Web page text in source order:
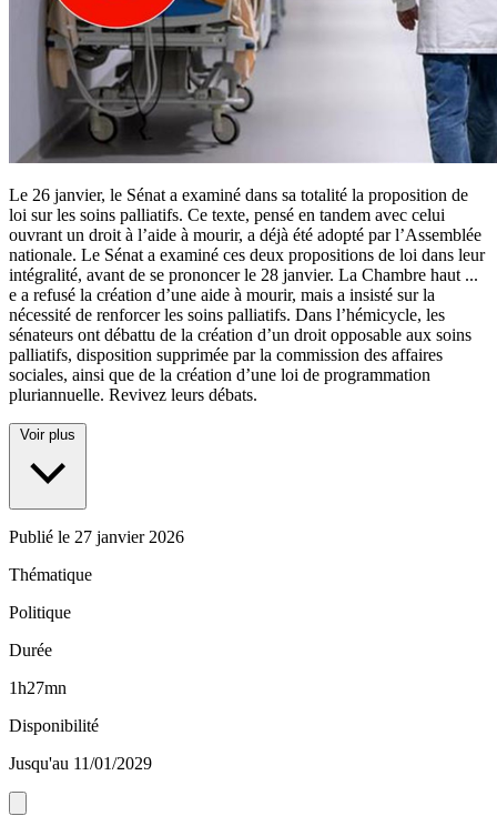
Le 26 janvier, le Sénat a examiné dans sa totalité la proposition de
loi sur les soins palliatifs. Ce texte, pensé en tandem avec celui
ouvrant un droit à l’aide à mourir, a déjà été adopté par l’Assemblée
nationale. Le Sénat a examiné ces deux propositions de loi dans leur
intégralité, avant de se prononcer le 28 janvier. La Chambre haut ...
e a refusé la création d’une aide à mourir, mais a insisté sur la
nécessité de renforcer les soins palliatifs. Dans l’hémicycle, les
sénateurs ont débattu de la création d’un droit opposable aux soins
palliatifs, disposition supprimée par la commission des affaires
sociales, ainsi que de la création d’une loi de programmation
pluriannuelle. Revivez leurs débats.
Voir plus
Publié le 27 janvier 2026
Thématique
Politique
Durée
1h27mn
Disponibilité
Jusqu'au 11/01/2029